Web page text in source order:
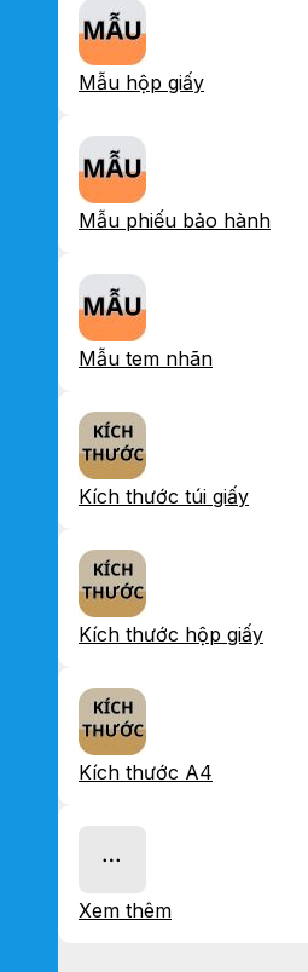
Mẫu hộp giấy
Mẫu phiếu bảo hành
Mẫu tem nhãn
Kích thước túi giấy
Kích thước hộp giấy
Kích thước A4
Xem thêm